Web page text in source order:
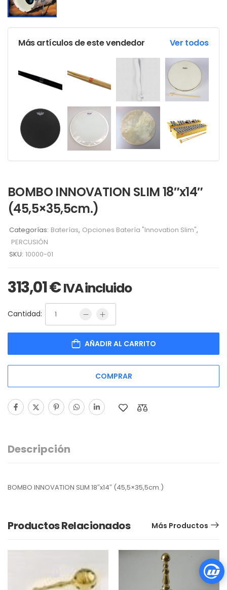
Más artículos de este vendedor Ver todos
BOMBO INNOVATION SLIM 18″x14″
(45,5×35,5cm.)
Categorías: Baterías, Opciones Batería "Innovation Slim",
PERCUSIÓN
SKU: 10000-01
313,01€ IVA incluido
Cantidad:
AÑADIR AL CARRITO
COMPRAR
Descripción
BOMBO INNOVATION SLIM 18″x14″ (45,5×35,5cm.)
Productos Relacionados Más Productos